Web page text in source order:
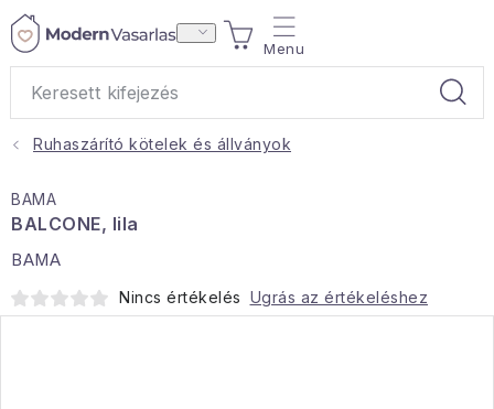
Ugrás
KOSÁR
Otthoni illatok
Ruhaszárító kötelek és állványok
BAMA
BALCONE, lila
BAMA
Nincs értékelés Ugrás az értékeléshez